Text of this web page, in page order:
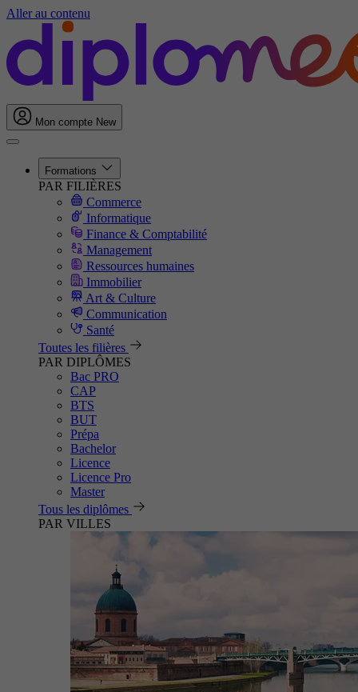
Aller au contenu
Mon compte New
Formations
PAR FILIÈRES
Commerce
Informatique
Finance & Comptabilité
Management
Ressources humaines
Immobilier
Art & Culture
Communication
Santé
Toutes les filières
PAR DIPLÔMES
Bac PRO
CAP
BTS
BUT
Prépa
Bachelor
Licence
Licence Pro
Master
Tous les diplômes
PAR VILLES